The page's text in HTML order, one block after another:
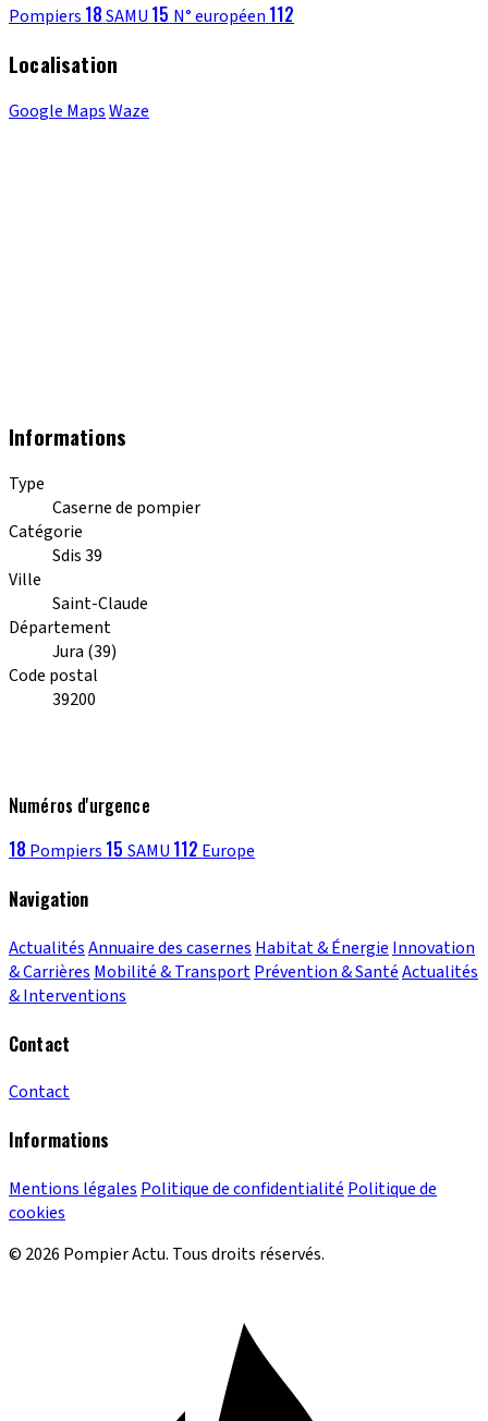
Pompiers 18SAMU 15 N° européen 112
Localisation
Google MapsWaze
Informations
Type
Caserne de pompier
Catégorie
Sdis 39
Ville
Saint-Claude
Département
Jura (39)
Code postal
39200
Numéros d'urgence
18 Pompiers 15 SAMU 112 Europe
Navigation
ActualitésAnnuaire des casernes Habitat & Énergie Innovation
& Carrières Mobilité & TransportPrévention & SantéActualités
& Interventions
Contact
Contact
Informations
Mentions légales Politique de confidentialité Politique de
cookies
© 2026 Pompier Actu. Tous droits réservés.